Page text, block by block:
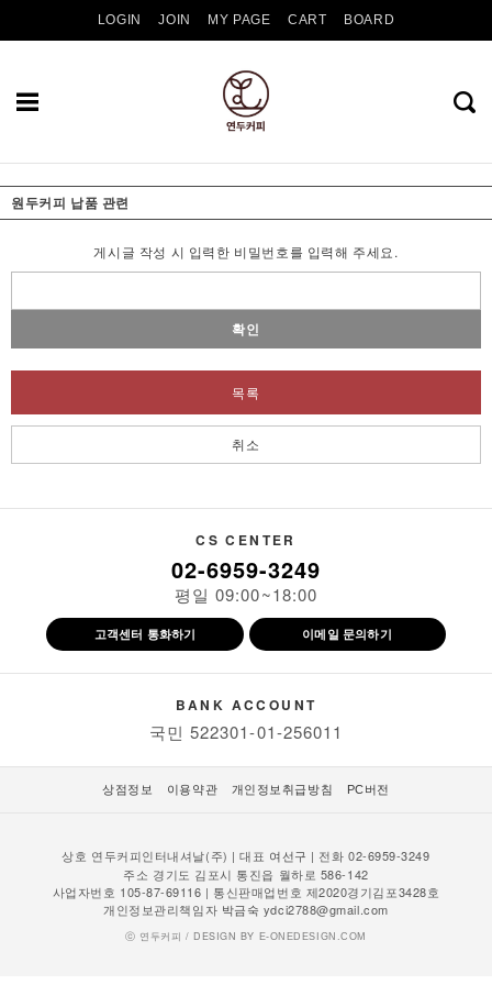
LOGIN JOIN MY PAGE CART BOARD
원두커피 납품 관련
게시글 작성 시 입력한 비밀번호를 입력해 주세요.
확인
목록
취소
CS CENTER
02-6959-3249
평일 09:00~18:00
고객센터 통화하기 이메일 문의하기
BANK ACCOUNT
국민 522301-01-256011
상점정보 이용약관 개인정보취급방침 PC버전
상호 연두커피인터내셔날(주) | 대표 여선구 | 전화 02-6959-3249
주소 경기도 김포시 통진읍 월하로 586-142
사업자번호 105-87-69116 | 통신판매업번호 제2020경기김포3428호
개인정보관리책임자 박금숙 ydci2788@gmail.com
ⓒ 연두커피 / DESIGN BY E-ONEDESIGN.COM